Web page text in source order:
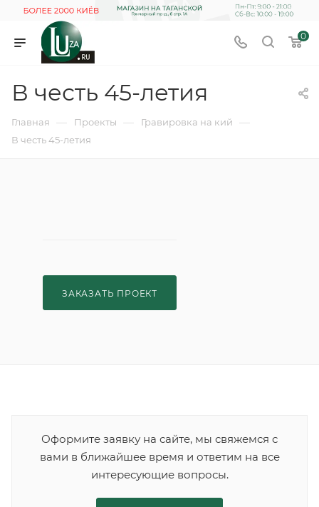
0
В честь 45-летия
Главная — Проекты — Гравировка на кий —
В честь 45-летия
ЗАКАЗАТЬ ПРОЕКТ
Оформите заявку на сайте, мы свяжемся с
вами в ближайшее время и ответим на все
интересующие вопросы.